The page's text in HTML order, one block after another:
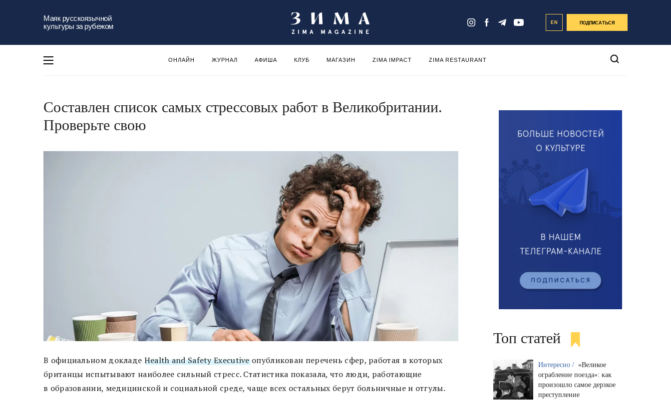
Маяк русскоязычной
культуры за рубежом
EN ПОДПИСАТЬСЯ
ОНЛАЙН ЖУРНАЛ АФИША КЛУБ МАГАЗИН ZIMA IMPACT ZIMA RESTAURANT
Составлен список самых стрессовых работ в Великобритании.
Проверьте свою
В официальном докладе Health and Safety Executiveопубликован перечень сфер, работая в которых
британцы испытывают наиболее сильный стресс. Статистика показала, что люди, работающие
в образовании, медицинской и социальной среде, чаще всех остальных берут больничные и отгулы.
Топ статей
Интересно / «Великое
ограбление поезда»: как
произошло самое дерзкое
преступление